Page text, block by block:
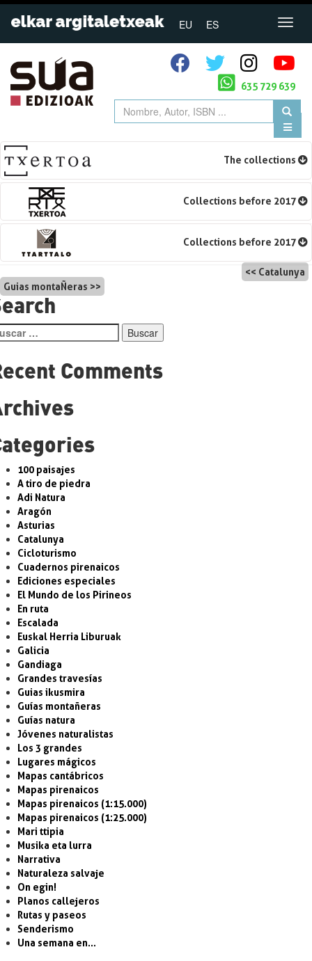
EU ES
635 729 639
The collections
Collections before 2017
Collections before 2017
Navegación
de
entradas
Catalunya
Guias montaÑeras
Comments
100 paisajes
A tiro de piedra
Adi Natura
Aragón
Asturias
Catalunya
Cicloturismo
Cuadernos pirenaicos
Ediciones especiales
El Mundo de los Pirineos
En ruta
Escalada
Euskal Herria Liburuak
Galicia
Gandiaga
Grandes travesías
Guias ikusmira
Guías montañeras
Guías natura
Jóvenes naturalistas
Los 3 grandes
Lugares mágicos
Mapas cantábricos
Mapas pirenaicos
Mapas pirenaicos (1:15.000)
Mapas pirenaicos (1:25.000)
Mari ttipia
Musika eta lurra
Narrativa
Naturaleza salvaje
On egin!
Planos callejeros
Rutas y paseos
Senderismo
Una semana en…